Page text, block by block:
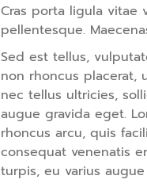
Cras porta ligula vitae
pellentesque.
Sed est tellus,
non rhoncus placerat,
nec tellus ultricies,
augue gravida eget.
rhoncus arcu, quis
consequat venenatis
turpis, eu varius